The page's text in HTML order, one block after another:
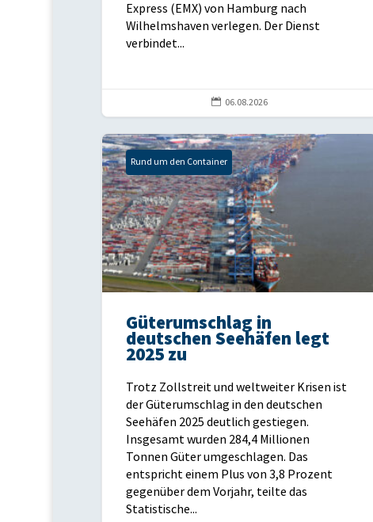
Express (EMX) von Hamburg nach
Wilhelmshaven verlegen. Der Dienst
verbindet...
 06.08.2026
Rund um den Container
Güterumschlag in
deutschen Seehäfen legt
2025 zu
Trotz Zollstreit und weltweiter Krisen ist
der Güterumschlag in den deutschen
Seehäfen 2025 deutlich gestiegen.
Insgesamt wurden 284,4 Millionen
Tonnen Güter umgeschlagen. Das
entspricht einem Plus von 3,8 Prozent
gegenüber dem Vorjahr, teilte das
Statistische...